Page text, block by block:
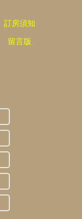
訂房須知
留言版